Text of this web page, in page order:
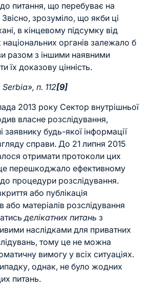
питання, що перебуває на
Звісно, ​​зрозуміло, що якби ці
в кінцевому підсумку від
національних органів залежало б
разом з іншими наявними
їх доказову цінність.
п. 112[9]
2013 року Сектор внутрішньої
власне розслідування,
заявнику будь-якої інформації
справи. До 21 липня 2015
отримати протоколи цих
перешкоджало ефективному
процедури розслідування.
або публікація
або матеріалів розслідування
делікатних питань з
наслідками для приватних
тому це не можна
вимогу у всіх ситуаціях.
однак, не було жодних
питань.